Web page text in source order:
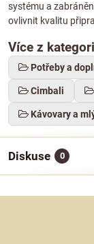
systému a
ovlivnit kvalitu
Více z
Potřeby a
Cimbali
Kávovary a
Diskuse 0